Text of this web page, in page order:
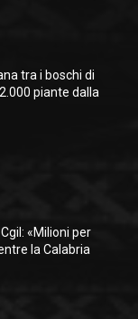
tra i boschi di
piante dalla
«Milioni per
la Calabria